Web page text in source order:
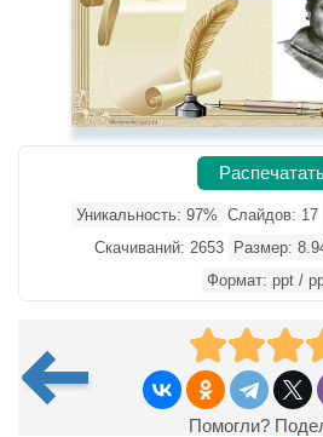
Уникальность: 97% Слайдов: 17
Скачиваний: 2653
Размер:
Формат: ppt /
Помогли?